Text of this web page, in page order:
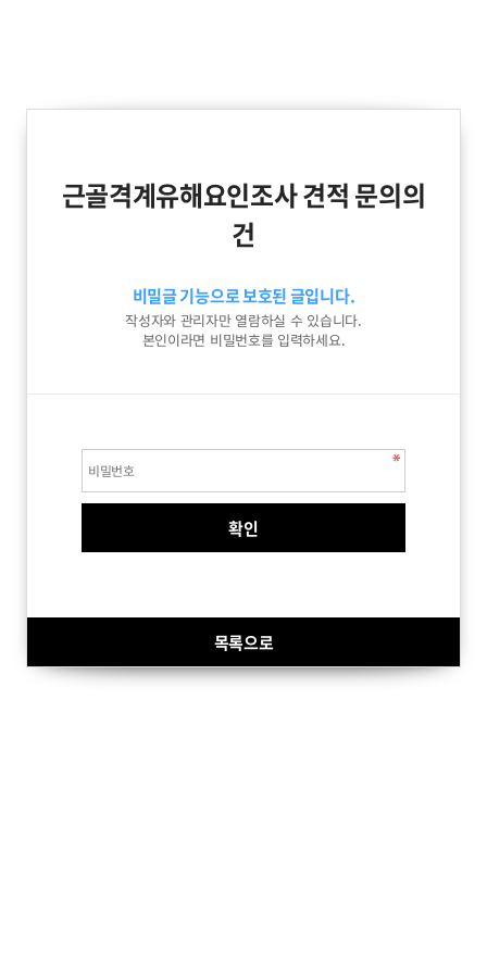
근골격계유해요인조사 견적 문의의
건
비밀글 기능으로 보호된 글입니다.
작성자와 관리자만 열람하실 수 있습니다.
본인이라면 비밀번호를 입력하세요.